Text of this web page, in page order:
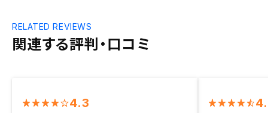
関連する評判・口コミ
RELATED REVIEWS
4.3